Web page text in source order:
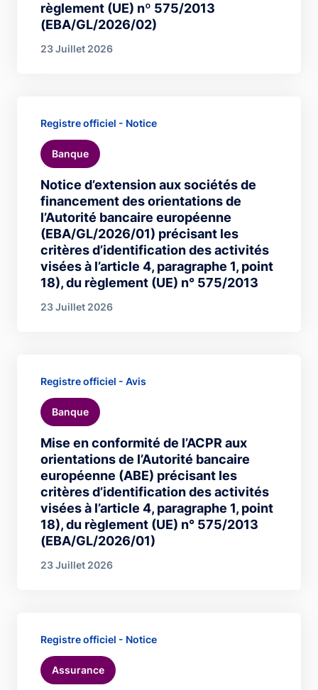
règlement (UE) nº 575/2013
(EBA/GL/2026/02)
23 Juillet 2026
Notice d’extension aux sociétés de
financement des orientations de
l’Autorité bancaire européenne
(EBA/GL/2026/01) précisant les
critères d’identification des activités
visées à l’article 4, paragraphe 1, point
18), du règlement (UE) n° 575/2013
Registre officiel - Notice
Banque
23 Juillet 2026
Mise en conformité de l’ACPR aux
orientations de l’Autorité bancaire
européenne (ABE) précisant les
critères d’identification des activités
visées à l’article 4, paragraphe 1, point
18), du règlement (UE) n° 575/2013
(EBA/GL/2026/01)
Registre officiel - Avis
Banque
23 Juillet 2026
Registre officiel - Notice
Assurance